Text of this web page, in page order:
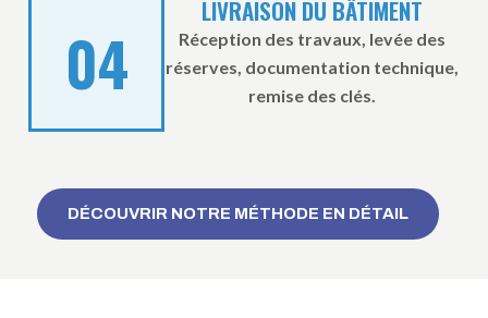
04
LIVRAISON DU BÂTIMENT
Réception des travaux, levée des
réserves, documentation technique,
remise des clés.
DÉCOUVRIR NOTRE MÉTHODE EN DÉTAIL